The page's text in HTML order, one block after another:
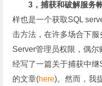
3，捕获和破解服务
样也是一个获取SQL
击方法，在许多场合下
Server管理员权限，偶
经写了一篇关于捕获中
的文章(here)。然而，我